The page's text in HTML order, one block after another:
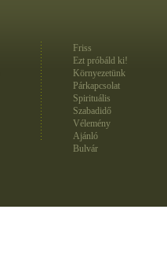
Friss
Ezt próbáld ki!
Környezetünk
Párkapcsolat
Spirituális
Szabadidő
Vélemény
Ajánló
Bulvár